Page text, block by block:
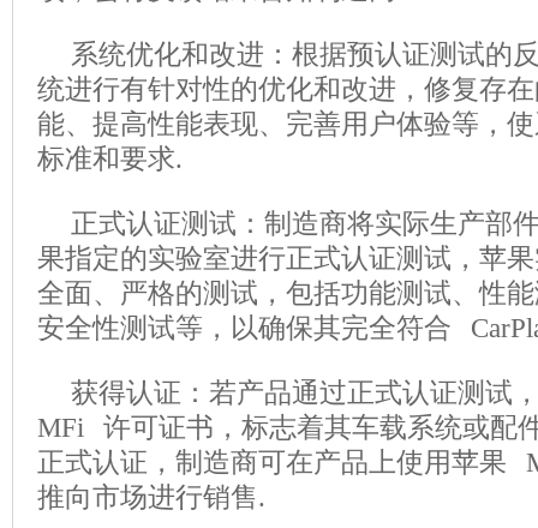
系统优化和改进：根据预认证测试的
统进行有针对性的优化和改进，修复存
能、提高性能表现、完善用户体验等，
标准和要求.
正式认证测试：制造商将实际生产部
果指定的实验室进行正式认证测试，苹
全面、严格的测试，包括功能测试、性
安全性测试等，以确保其完全符合
获得认证：若产品通过正式认证测试
MFi 许可证书，标志着其车载系统或配
正式认证，制造商可在产品上使用苹果
推向市场进行销售.